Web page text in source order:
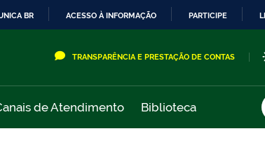
BR ACESSO À INFORMAÇÃO PARTICIPE
TRANSPARÊNCIA E PRESTAÇÃO DE CONTAS
de Atendimento Biblioteca